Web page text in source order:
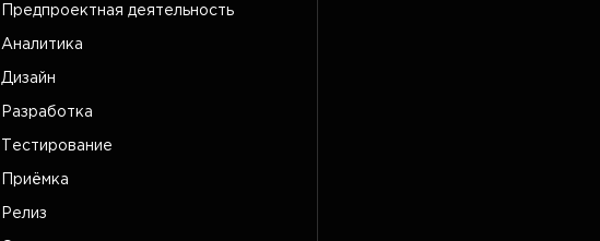
Предпроектная деятельность
Аналитика
Дизайн
Разработка
Тестирование
Приёмка
Релиз